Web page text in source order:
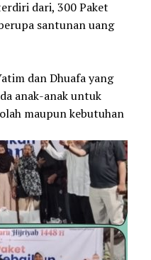
dari, 300 Paket
santunan uang
dan Dhuafa yang
anak-anak untuk
maupun kebutuhan